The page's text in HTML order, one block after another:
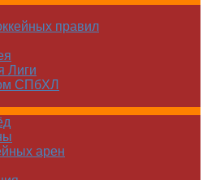
правил
Лиги
СПбХЛ
арен